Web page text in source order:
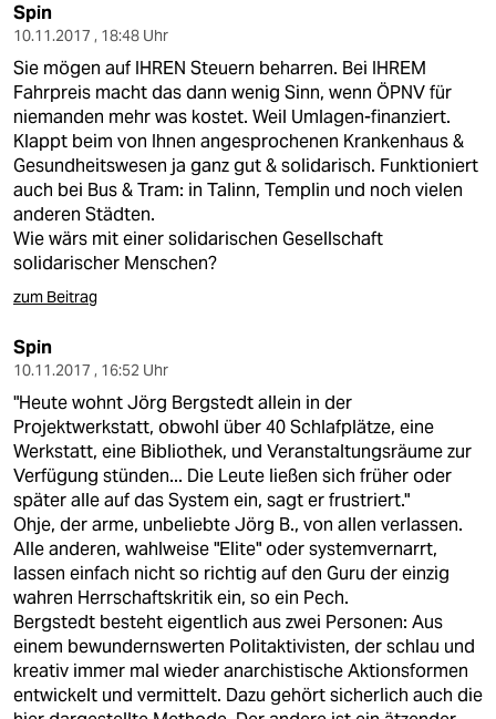
Spin
10.11.2017 , 18:48 Uhr
Sie mögen auf IHREN Steuern beharren. Bei IHREM
Fahrpreis macht das dann wenig Sinn, wenn ÖPNV für
niemanden mehr was kostet. Weil Umlagen-finanziert.
Klappt beim von Ihnen angesprochenen Krankenhaus &
Gesundheitswesen ja ganz gut & solidarisch. Funktioniert
auch bei Bus & Tram: in Talinn, Templin und noch vielen
anderen Städten.
Wie wärs mit einer solidarischen Gesellschaft
solidarischer Menschen?
zum Beitrag
Spin
10.11.2017 , 16:52 Uhr
"Heute wohnt Jörg Bergstedt allein in der
Projektwerkstatt, obwohl über 40 Schlafplätze, eine
Werkstatt, eine Bibliothek, und Veranstaltungsräume zur
Verfügung stünden... Die Leute ließen sich früher oder
später alle auf das System ein, sagt er frustriert."
Ohje, der arme, unbeliebte Jörg B., von allen verlassen.
Alle anderen, wahlweise "Elite" oder systemvernarrt,
lassen einfach nicht so richtig auf den Guru der einzig
wahren Herrschaftskritik ein, so ein Pech.
Bergstedt besteht eigentlich aus zwei Personen: Aus
einem bewundernswerten Politaktivisten, der schlau und
kreativ immer mal wieder anarchistische Aktionsformen
entwickelt und vermittelt. Dazu gehört sicherlich auch die